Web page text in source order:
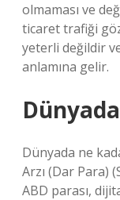
olmaması ve
ticaret trafiği
yeterli değildir
anlamına gelir.
Dünyada ne
Arzı (Dar Para)
ABD parası,